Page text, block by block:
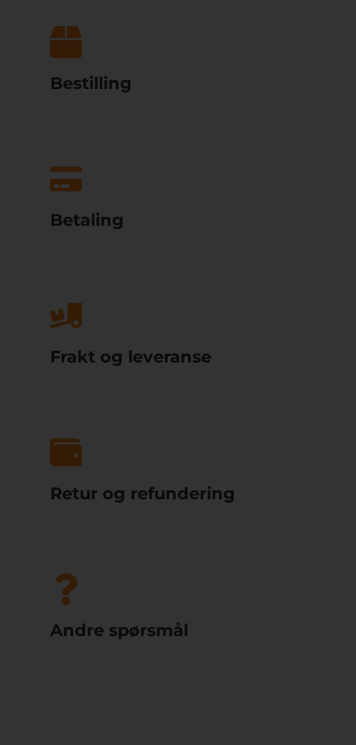
Bestilling
Betaling
Frakt og leveranse
Retur og refundering
Andre spørsmål